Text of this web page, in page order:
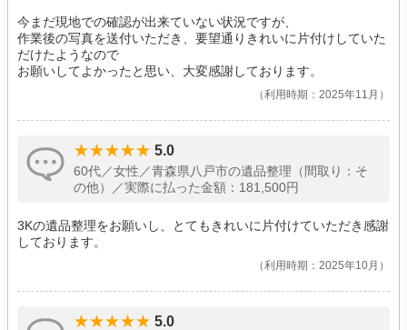
今まだ現地での確認が出来ていない状況ですが、
作業後の写真を送付いただき、要望通りきれいに片付けしていた
だけたようなので
お願いしてよかったと思い、大変感謝しております。
利用時期：2025年11月
5.0
60代／女性／青森県八戸市の遺品整理（間取り：そ
の他）／実際に払った金額：181,500円
3Kの遺品整理をお願いし、とてもきれいに片付けていただき感謝
しております。
利用時期：2025年10月
5.0